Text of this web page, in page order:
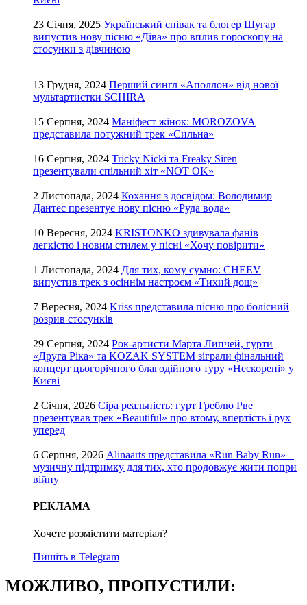
23 Січня, 2025 Український співак та блогер Шугар
випустив нову пісню «Діва» про вплив гороскопу на
стосунки з дівчиною
13 Грудня, 2024 Перший сингл «Аполлон» від нової
мультартистки SCHIRA
15 Серпня, 2024 Маніфест жінок: MOROZOVA
представила потужний трек «Сильна»
16 Серпня, 2024 Tricky Nicki та Freaky Siren
презентували спільний хіт «NOT OK»
2 Листопада, 2024 Кохання з досвідом: Володимир
Дантес презентує нову пісню «Руда вода»
10 Вересня, 2024 KRISTONKO здивувала фанів
легкістю і новим стилем у пісні «Хочу повірити»
1 Листопада, 2024 Для тих, кому сумно: CHEEV
випустив трек з осіннім настроєм «Тихий дощ»
7 Вересня, 2024 Kriss представила пісню про болісний
розрив стосунків
29 Серпня, 2024 Рок-артисти Марта Липчей, гурти
«Друга Ріка» та KOZAK SYSTEM зіграли фінальний
концерт цьогорічного благодійного туру «Нескорені» у
Києві
2 Січня, 2026 Сіра реальність: гурт Греблю Рве
презентував трек «Beautiful» про втому, впертість і рух
уперед
6 Серпня, 2026 Alinaarts представила «Run Baby Run» –
музичну підтримку для тих, хто продовжує жити попри
війну
РЕКЛАМА
Хочете розмістити матеріал?
Пишіть в Telegram
МОЖЛИВО, ПРОПУСТИЛИ: